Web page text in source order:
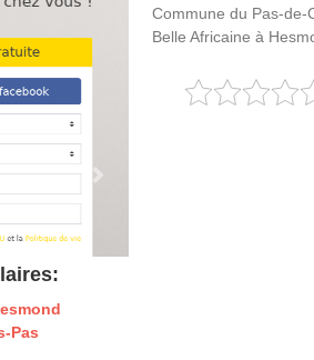
Commune du Pas-de-
Belle Africaine à
Pas